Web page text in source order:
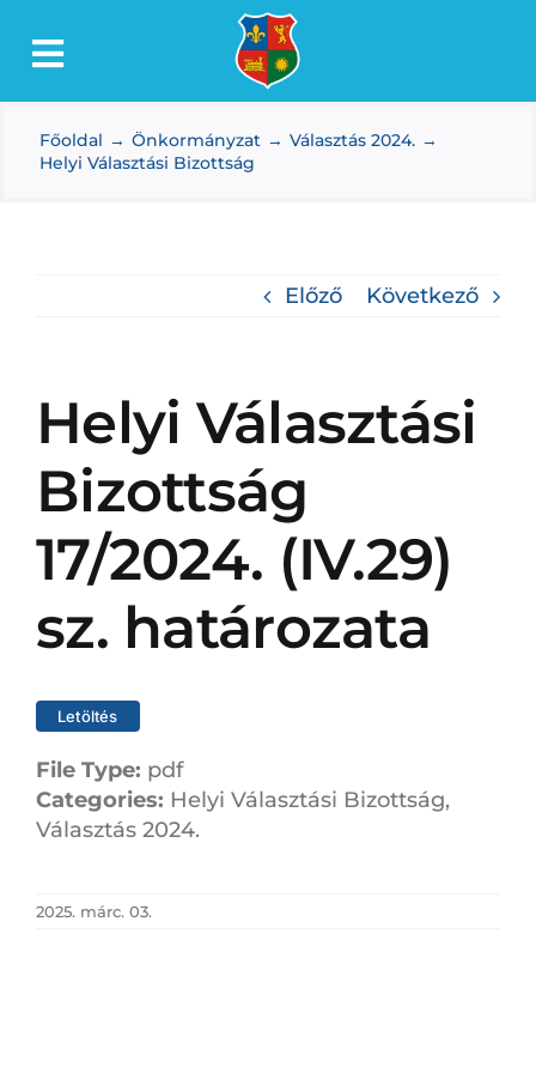
Toggle
Lőkösháza
Intézmények
Főoldal Önkormányzat
Választás 2024.
Helyi Választási Bizottság
Előző Következő
Helyi Választási
Bizottság
17/2024. (IV.29)
sz. határozata
Letöltés
File Type: pdf
Categories: Helyi Választási Bizottság,
Választás 2024.
2025. márc. 03.